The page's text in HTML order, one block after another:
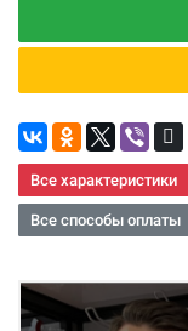
Все характеристики
Все способы оплаты